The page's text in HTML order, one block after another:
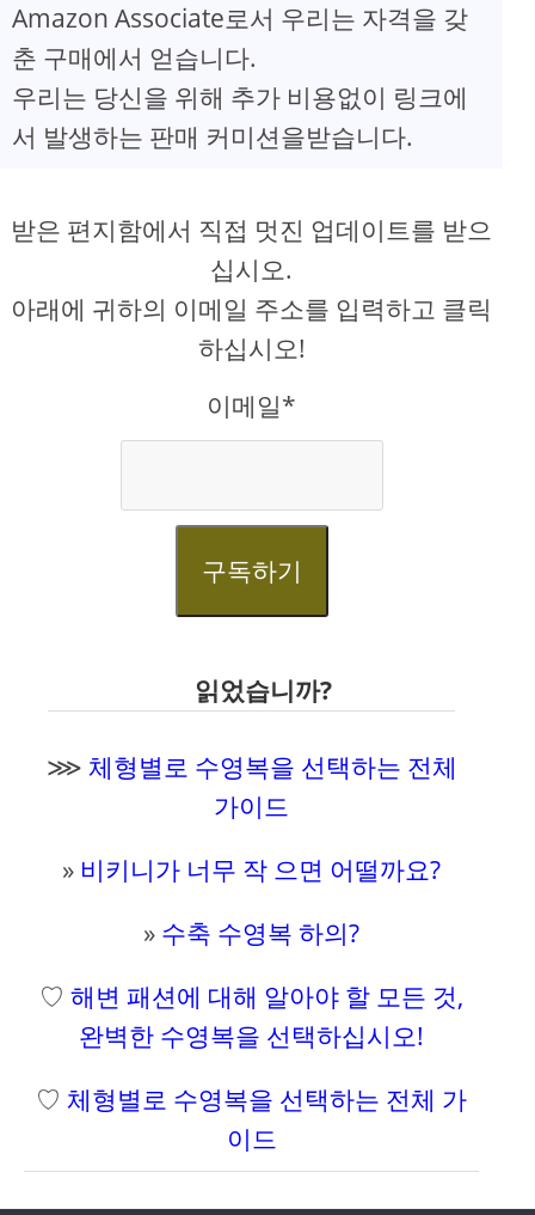
Amazon Associate로서 우리는 자격을 갖
춘 구매에서 얻습니다.
우리는 당신을 위해 추가 비용없이 링크에
서 발생하는 판매 커미션을받습니다.
받은 편지함에서 직접 멋진 업데이트를 받으
십시오.
아래에 귀하의 이메일 주소를 입력하고 클릭
하십시오!
이메일*
구독하기
읽었습니까?
⋙ 체형별로 수영복을 선택하는 전체
가이드
» 비키니가 너무 작 으면 어떨까요?
» 수축 수영복 하의?
♡해변 패션에 대해 알아야 할 모든 것,
완벽한 수영복을 선택하십시오!
♡체형별로 수영복을 선택하는 전체 가
이드